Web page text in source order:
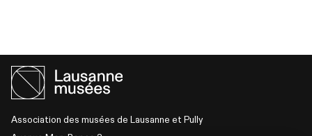
Association des musées de Lausanne et Pully